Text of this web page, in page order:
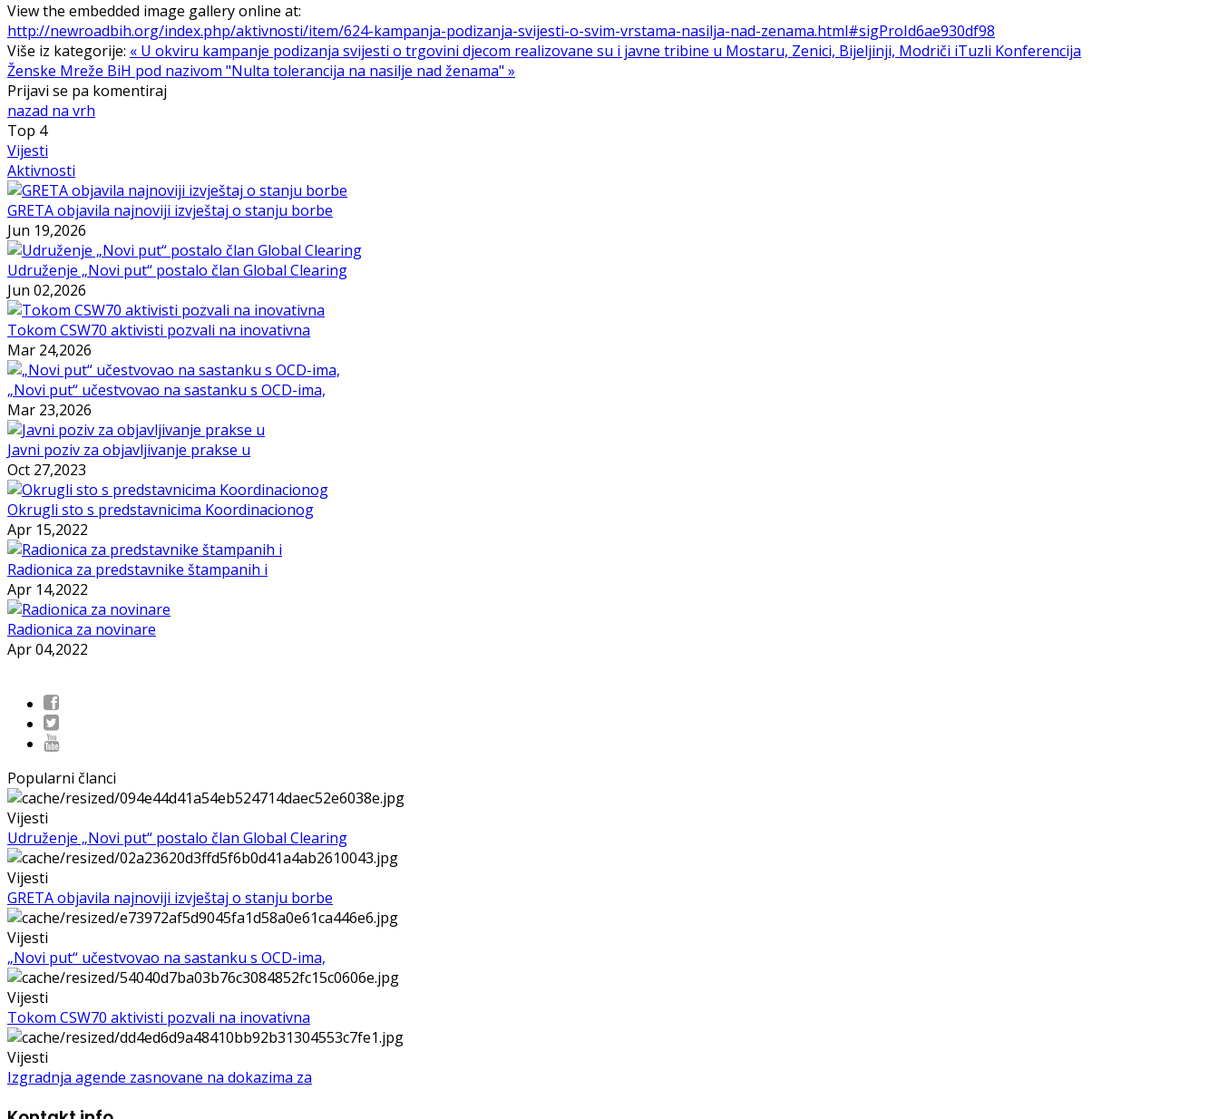
View the embedded image gallery online at:
http://newroadbih.org/index.php/aktivnosti/item/624-kampanja-podizanja-svijesti-o-svim-vrstama-nasilja-nad-zenama.html#sigProId6ae930df98
Više iz kategorije: « U okviru kampanje podizanja svijesti o trgovini djecom realizovane su i javne tribine u Mostaru, Zenici, Bijeljinji, Modriči iTuzli Konferencija
Ženske Mreže BiH pod nazivom "Nulta tolerancija na nasilje nad ženama" »
Prijavi se pa komentiraj
nazad na vrh
Top 4
Vijesti
Aktivnosti
GRETA objavila najnoviji izvještaj o stanju borbe
Jun 19,2026
Udruženje „Novi put“ postalo član Global Clearing
Jun 02,2026
Tokom CSW70 aktivisti pozvali na inovativna
Mar 24,2026
„Novi put“ učestvovao na sastanku s OCD-ima,
Mar 23,2026
Javni poziv za objavljivanje prakse u
Oct 27,2023
Okrugli sto s predstavnicima Koordinacionog
Apr 15,2022
Radionica za predstavnike štampanih i
Apr 14,2022
Radionica za novinare
Apr 04,2022
Popularni članci
Vijesti
Udruženje „Novi put“ postalo član Global Clearing
Vijesti
GRETA objavila najnoviji izvještaj o stanju borbe
Vijesti
„Novi put“ učestvovao na sastanku s OCD-ima,
Vijesti
Tokom CSW70 aktivisti pozvali na inovativna
Vijesti
Izgradnja agende zasnovane na dokazima za